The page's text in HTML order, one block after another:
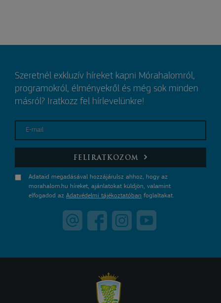
Szeretnél exkluzív híreket kapni Mórahalomról,
programokról, élményekről és még sok minden
másról? Iratkozz fel hírlevelünkre!
E-mail
FELIRATKOZOM
Adataid megadásával hozzájárulsz ahhoz, hogy az
morahalom.hu híreket, ajánlatokat küldjön, valamint
elfogadod az Adatvédelmi tájékoztatóban foglaltakat.